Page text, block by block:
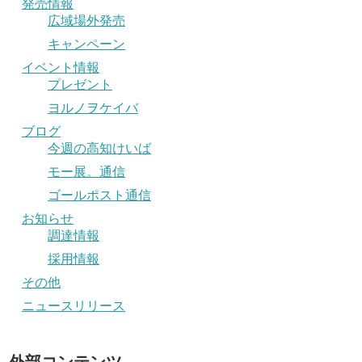
発売情報
広域場外発売
キャンペーン
イベント情報
プレゼント
ヨルノヲケイバ
ブログ
今週の高知けいば
モー展。通信
ゴールポスト通信
お知らせ
調達情報
採用情報
その他
ニュースリリース